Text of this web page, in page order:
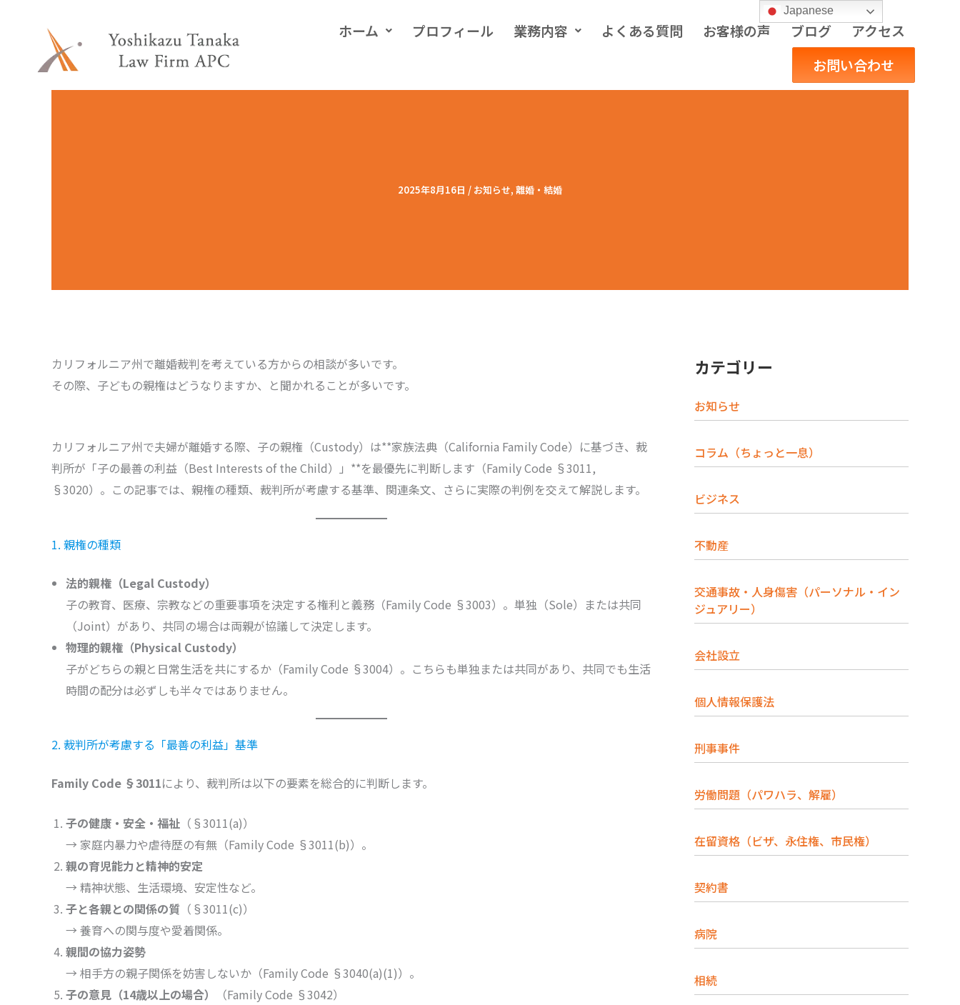
ホーム プロフィール 業務内容 よくある質問 お客様の声 ブログ
アクセス
お問い合わせ
2025年8月16日 / お知らせ, 離婚・結婚
カリフォルニア州で離婚裁判を考えている方からの相談が多いです。
その際、子どもの親権はどうなりますか、と聞かれることが多いです。
カリフォルニア州で夫婦が離婚する際、子の親権（Custody）は**家族法典（California Family Code）に基づき、裁
判所が「子の最善の利益（Best Interests of the Child）」**を最優先に判断します（Family Code §3011,
§3020）。この記事では、親権の種類、裁判所が考慮する基準、関連条文、さらに実際の判例を交えて解説します。
1. 親権の種類
法的親権（Legal Custody）
子の教育、医療、宗教などの重要事項を決定する権利と義務（Family Code §3003）。単独（Sole）または共同
（Joint）があり、共同の場合は両親が協議して決定します。
物理的親権（Physical Custody）
子がどちらの親と日常生活を共にするか（Family Code §3004）。こちらも単独または共同があり、共同でも生活
時間の配分は必ずしも半々ではありません。
2. 裁判所が考慮する「最善の利益」基準
Family Code §3011により、裁判所は以下の要素を総合的に判断します。
子の健康・安全・福祉 （§3011(a)）
→ 家庭内暴力や虐待歴の有無（Family Code §3011(b)）。
親の育児能力と精神的安定
→ 精神状態、生活環境、安定性など。
子と各親との関係の質 （§3011(c)）
→ 養育への関与度や愛着関係。
親間の協力姿勢
→ 相手方の親子関係を妨害しないか（Family Code §3040(a)(1)）。
子の意見（14歳以上の場合）
（Family Code §3042）
カテゴリー
お知らせ
コラム（ちょっと一息）
ビジネス
不動産
交通事故・人身傷害（パーソナル・イン
ジュアリー）
会社設立
個人情報保護法
刑事事件
労働問題（パワハラ、解雇）
在留資格（ビザ、永住権、市民権）
契約書
病院
相続
Japanese